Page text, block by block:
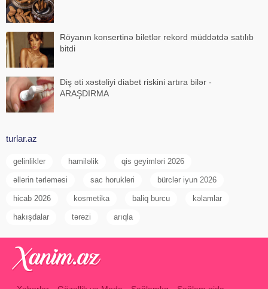
Röyanın konsertinə biletlər rekord müddətdə satılıb
bitdi
Diş əti xəstəliyi diabet riskini artıra bilər -
ARAŞDIRMA
turlar.az
gelinlikler hamiləlik qis geyimləri 2026
əllərin tərləməsi sac horukleri bürclər iyun 2026
hicab 2026 kosmetika baliq burcu kəlamlar
hakışdalar tərəzi arıqla